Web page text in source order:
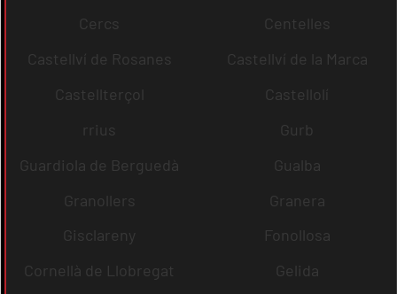
Cercs
Centelles
Castellví de Rosanes
Castellví de la Marca
Castellterçol
Castellolí
rrius
Gurb
Guardiola de Berguedà
Gualba
Granollers
Granera
Gisclareny
Fonollosa
Cornellà de Llobregat
Gelida